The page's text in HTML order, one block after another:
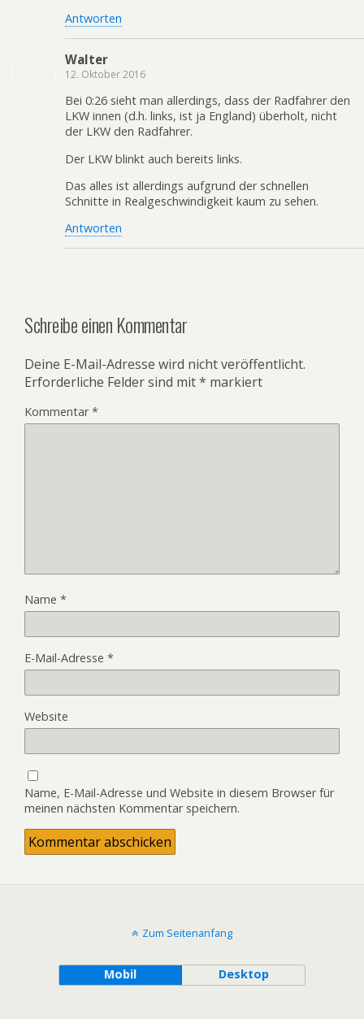
Antworten
Walter
12. Oktober 2016
Bei 0:26 sieht man allerdings, dass der Radfahrer den
LKW innen (d.h. links, ist ja England) überholt, nicht
der LKW den Radfahrer.
Der LKW blinkt auch bereits links.
Das alles ist allerdings aufgrund der schnellen
Schnitte in Realgeschwindigkeit kaum zu sehen.
Antworten
Schreibe einen Kommentar
Deine E-Mail-Adresse wird nicht veröffentlicht.
Erforderliche Felder sind mit* markiert
Kommentar*
Name *
E-Mail-Adresse *
Website
Name, E-Mail-Adresse und Website in diesem Browser für
meinen nächsten Kommentar speichern.
Zum Seitenanfang
Mobil Desktop